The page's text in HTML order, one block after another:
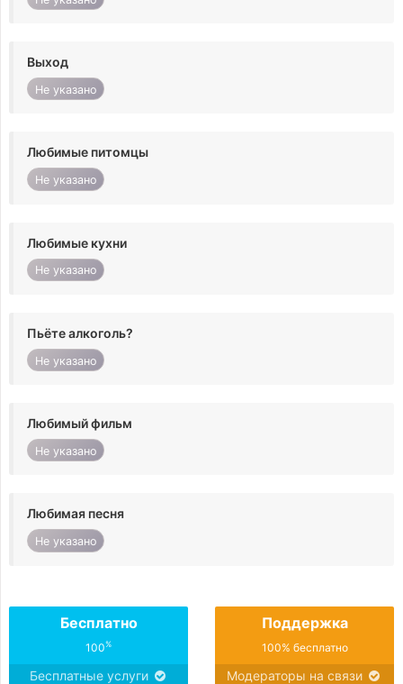
Выход
Не указано
Любимые питомцы
Не указано
Любимые кухни
Не указано
Пьёте алкоголь?
Не указано
Любимый фильм
Не указано
Любимая песня
Не указано
Бесплатно
100%
Бесплатные услуги
Поддержка
100% бесплатно
Модераторы на связи